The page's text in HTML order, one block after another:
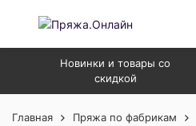
Новинки и товары со
скидкой
Главная Пряжа по фабрикам